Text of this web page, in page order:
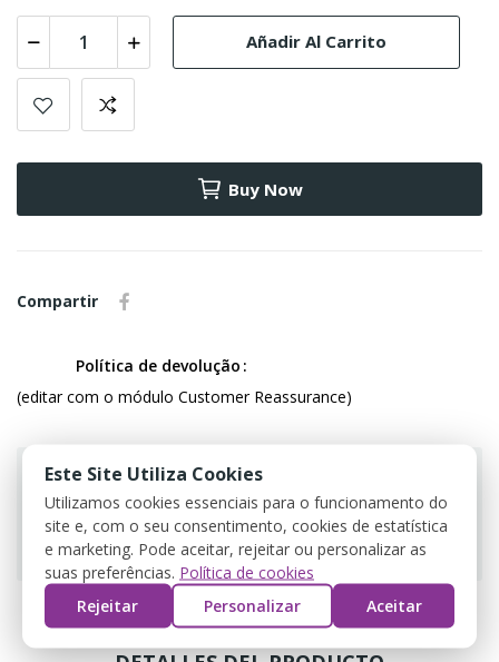
Añadir Al Carrito
Buy Now
Compartir
Política de devolução
(editar com o módulo Customer Reassurance)
Guarantee safe & secure checkout
Este Site Utiliza Cookies
Utilizamos cookies essenciais para o funcionamento do
site e, com o seu consentimento, cookies de estatística
e marketing. Pode aceitar, rejeitar ou personalizar as
suas preferências. Política de cookies
Rejeitar
Personalizar Aceitar